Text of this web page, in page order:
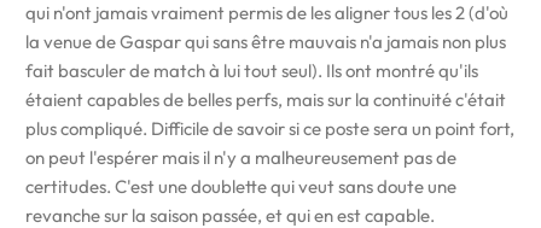
qui n'ont jamais vraiment permis de les aligner tous les 2 (d'où
la venue de Gaspar qui sans être mauvais n'a jamais non plus
fait basculer de match à lui tout seul). Ils ont montré qu'ils
étaient capables de belles perfs, mais sur la continuité c'était
plus compliqué. Difficile de savoir si ce poste sera un point fort,
on peut l'espérer mais il n'y a malheureusement pas de
certitudes. C'est une doublette qui veut sans doute une
revanche sur la saison passée, et qui en est capable.